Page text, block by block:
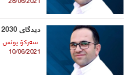
دیدگای 2030 هەرێم، چەند سەرنجێک
سه‌ركۆ یونس
10/06/2021